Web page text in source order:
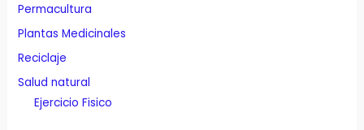
Permacultura
Plantas Medicinales
Reciclaje
Salud natural
Ejercicio Fisico